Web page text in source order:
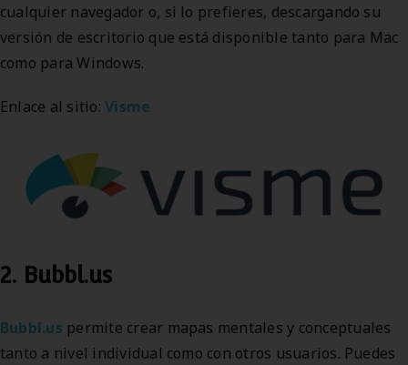
cualquier navegador o, si lo prefieres, descargando su
versión de escritorio que está disponible tanto para Mac
como para Windows.
Enlace al sitio:Visme
2. Bubbl.us
Bubbl.us permite crear mapas mentales y conceptuales
tanto a nivel individual como con otros usuarios. Puedes